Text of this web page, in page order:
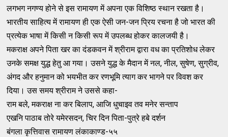
लगभग नगण्य होने से इस रामायण में अपना एक विशिष्ठ स्थान रखता है।
भारतीय साहित्य में रामायण ही एक ऐसी जन-जन प्रिय रचना है जो भारत की
प्रत्येक भाषा में किसी न किसी रूप में उपलब्ध होकर कालजयी है।
मकराक्ष अपने पिता खर का दंडकवन में श्रीराम द्वारा वध का प्रतिशोध लेकर
उनके समक्ष युद्ध हेतु आ गया। उसने युद्ध के मैदान में नल, नील, सुषेण, सुग्रीव,
अंगद और हनुमान को भयभीत कर रणभूमि त्याग कर भागने पर विवश कर
दिया। उस समय श्रीराम ने उससे कहा-
राम बले, मकराक्ष ना कर बिलाप, आजि धुचाइव तव मनेर सन्ताप
एखनि पाठाब तोरे यमेरसदन, चिर दिन पिता-पुत्रे हबे दर्शन
बंगला कृत्तिवास रामायण लंकाकाण्ड-५५